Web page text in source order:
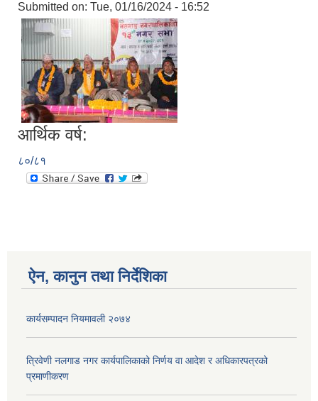
Submitted on: Tue, 01/16/2024 - 16:52
आर्थिक वर्ष:
८०/८१
ऐन, कानुन तथा निर्देशिका
कार्यसम्पादन नियमावली २०७४
त्रिवेणी नलगाड नगर कार्यपालिकाको निर्णय वा आदेश र अधिकारपत्रको
प्रमाणीकरण